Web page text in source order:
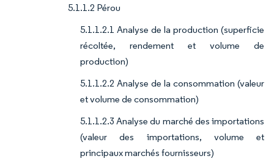
5.1.1.2 Pérou
5.1.1.2.1 Analyse de la production (superficie
récoltée, rendement et volume de
production)
5.1.1.2.2 Analyse de la consommation (valeur
et volume de consommation)
5.1.1.2.3 Analyse du marché des importations
(valeur des importations, volume et
principaux marchés fournisseurs)